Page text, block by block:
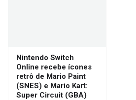
Nintendo Switch
Online recebe ícones
retrô de Mario Paint
(SNES) e Mario Kart:
Super Circuit (GBA)